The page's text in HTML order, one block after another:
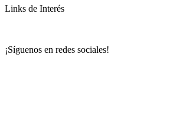
Links de Interés
¡Síguenos en redes sociales!